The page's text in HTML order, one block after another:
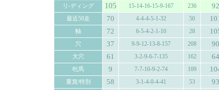
リ-ディング
105 15-14-16-15-9-167 236 92
最近50走 70 4-4-4-5-1-32 50
軸 72 6-5-4-2-1-10 28
穴 37 9-9-12-13-8-157 208 90
大穴 61 3-2-9-6-7-135 162 64
牝馬 9 7-7-10-9-2-74 109
重賞/特別 58 3-1-4-0-4-41 53 93